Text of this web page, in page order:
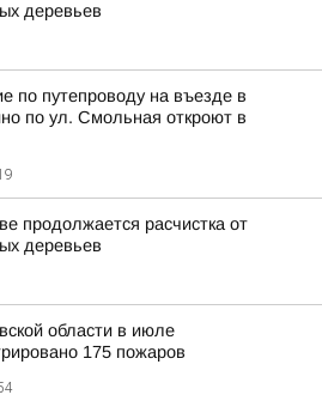
деревьев
по путепроводу на въезде в
по ул. Смольная откроют в
продолжается расчистка от
деревьев
области в июле
175 пожаров